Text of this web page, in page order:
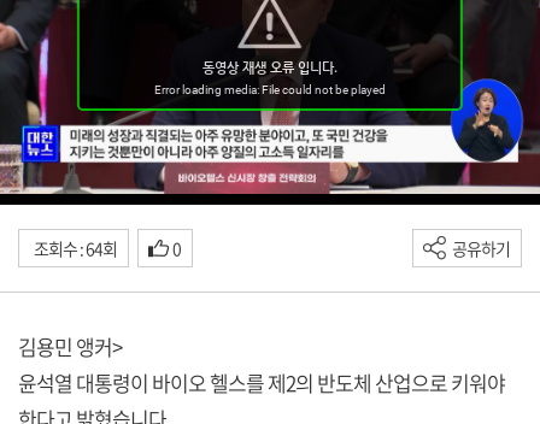
조회수 : 64회 0 공유하기
김용민 앵커>
윤석열 대통령이 바이오 헬스를 제2의 반도체 산업으로 키워야